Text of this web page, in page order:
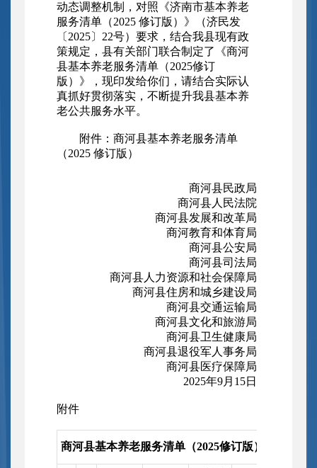
动态调整机制，对照《济南市基本养老
服务清单（2025 修订版）》（济民发
〔2025〕22号）要求，结合我县现有政
策规定，县有关部门联合制定了《商河
县基本养老服务清单（2025修订
版）》，现印发给你们，请结合实际认
真抓好贯彻落实，不断提升我县基本养
老公共服务水平。
附件：商河县基本养老服务清单
（2025 修订版）
商河县民政局
商河县人民法院
商河县发展和改革局
商河教育和体育局
商河县公安局
商河县司法局
商河县人力资源和社会保障局
商河县住房和城乡建设局
商河县交通运输局
商河县文化和旅游局
商河县卫生健康局
商河县退役军人事务局
商河县医疗保障局
2025年9月15日
附件
商河县基本养老服务清单（2025修订版）